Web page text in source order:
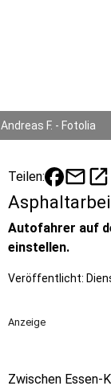
Andreas F. - Fotolia
Teilen: mailopen_in_new
Autofahrer auf
einstellen.
Veröffentlicht:
Anzeige
Zwischen Essen-